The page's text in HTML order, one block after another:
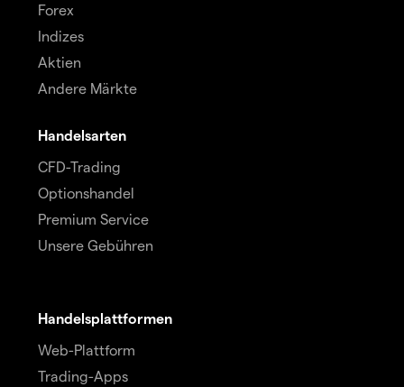
Forex
Indizes
Aktien
Andere Märkte
Handelsarten
CFD-Trading
Optionshandel
Premium Service
Unsere Gebühren
Handelsplattformen
Web-Plattform
Trading-Apps